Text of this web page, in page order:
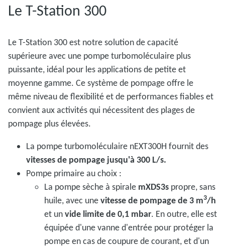
Le T-Station 300
Le T-Station 300 est notre solution de capacité
supérieure avec une pompe turbomoléculaire plus
puissante, idéal pour les applications de petite et
moyenne gamme. Ce système de pompage offre le
même niveau de flexibilité et de performances fiables et
convient aux activités qui nécessitent des plages de
pompage plus élevées.
La pompe turbomoléculaire nEXT300H fournit des
vitesses de pompage jusqu'à 300 L/s.
Pompe primaire au choix :
La pompe sèche à spirale mXDS3s propre, sans
huile, avec unevitesse de pompage de 3 m3/h
et unvide limite de 0,1 mbar. En outre, elle est
équipée d'une vanne d'entrée pour protéger la
pompe en cas de coupure de courant, et d'un